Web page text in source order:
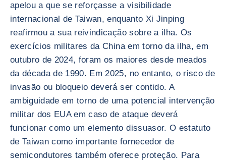
apelou a que se reforçasse a visibilidade
internacional de Taiwan, enquanto Xi Jinping
reafirmou a sua reivindicação sobre a ilha. Os
exercícios militares da China em torno da ilha, em
outubro de 2024, foram os maiores desde meados
da década de 1990. Em 2025, no entanto, o risco de
invasão ou bloqueio deverá ser contido. A
ambiguidade em torno de uma potencial intervenção
militar dos EUA em caso de ataque deverá
funcionar como um elemento dissuasor. O estatuto
de Taiwan como importante fornecedor de
semicondutores também oferece proteção. Para